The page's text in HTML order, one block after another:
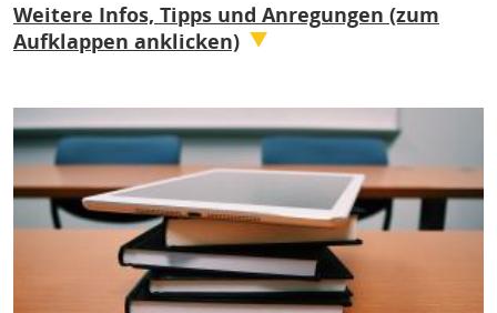
Weitere Infos, Tipps und Anregungen (zum
Aufklappen anklicken)
Digitalisierung oder „Kreidezeit“?(Digitalcourage
e.V.)
Inhhalte: Digitalisierung an Schule (DigitalPakt),
Digitale Verwaltung & Schulclouds, Digitale
Lernplattformen & Apps, Keine Ausstattung ohne
pädagogisches Konzept, Die richtige Hardware &
Software, Kommunikation mit Schüler.innen,
Kommunikation mit Eltern & Kolleg.innen